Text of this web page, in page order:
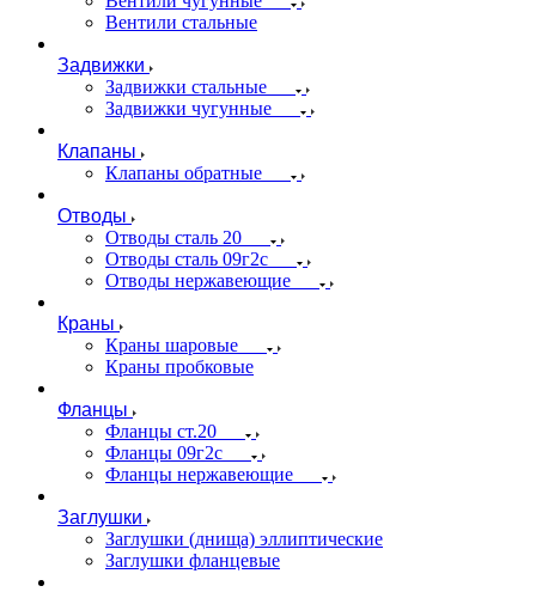
Вентили стальные
Задвижки
Задвижки стальные
Задвижки чугунные
Клапаны
Клапаны обратные
Отводы
Отводы сталь 20
Отводы сталь 09г2с
Отводы нержавеющие
Краны
Краны шаровые
Краны пробковые
Фланцы
Фланцы ст.20
Фланцы 09г2с
Фланцы нержавеющие
Заглушки
Заглушки (днища) эллиптические
Заглушки фланцевые